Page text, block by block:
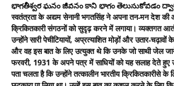
భాగతీశ్వర ఘనం జీవనం కాని భాగం తెలుసుకోవడం
स्वतंत्रता के अद्यम सेनानी भगतसिंह ने अपना तन-मन देश की
क्रिकितकारी संगठनों को सुदृढ़ करने में लगाया। व्यक्तगत
उन्होंने सारी पेचीटियायों, अप्रत्याशित मोड़ों और उतार-
और वह इस बात के लिए उत्युक्त थे कि उनके जो साथी जेल
फरवरी, 1931 के अपने पत्र में साधियों को यह सलाह देते
पता चलता है कि उन्होंने तत्कालीन भारतीय क्रिकितकारीसे के